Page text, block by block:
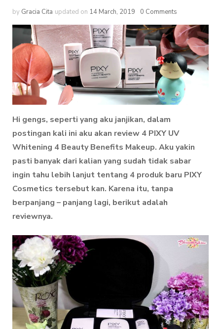
by Gracia Cita updated on 14 March, 2019 0 Comments
Hi gengs, seperti yang aku janjikan, dalam
postingan kali ini aku akan review 4 PIXY UV
Whitening 4 Beauty Benefits Makeup. Aku yakin
pasti banyak dari kalian yang sudah tidak sabar
ingin tahu lebih lanjut tentang 4 produk baru PIXY
Cosmetics tersebut kan. Karena itu, tanpa
berpanjang – panjang lagi, berikut adalah
reviewnya.